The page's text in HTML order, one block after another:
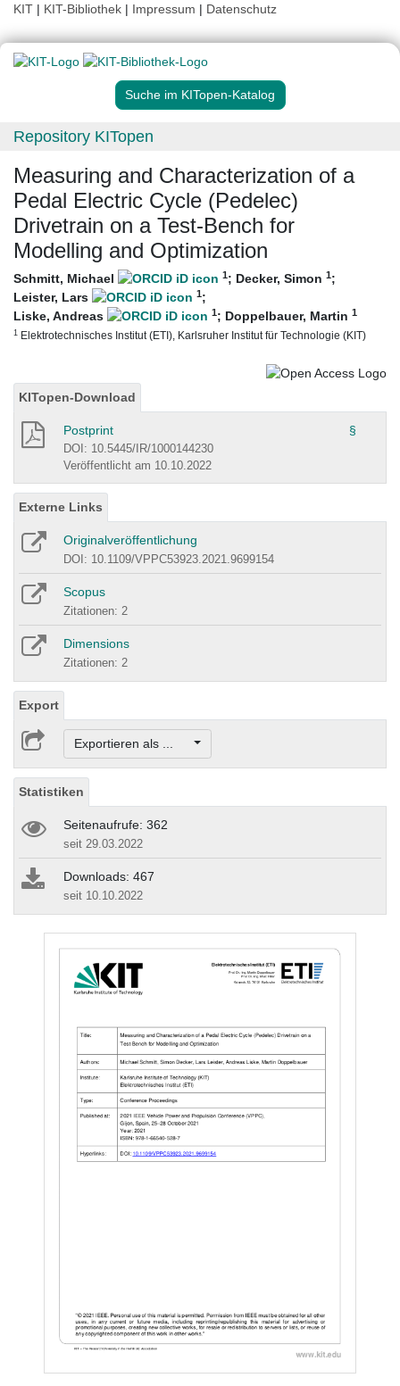
KIT | KIT-Bibliothek | Impressum | Datenschutz
Suche im KITopen-Katalog
Repository KITopen
Measuring and Characterization of a
Pedal Electric Cycle (Pedelec)
Drivetrain on a Test-Bench for
Modelling and Optimization
Schmitt, Michael 1; Decker, Simon 1;
Leister, Lars
1;
Liske, Andreas
1; Doppelbauer, Martin 1
1 Elektrotechnisches Institut (ETI), Karlsruher Institut für Technologie (KIT)
KITopen-Download
Postprint §
DOI: 10.5445/IR/1000144230
Veröffentlicht am 10.10.2022
Externe Links
Originalveröffentlichung
DOI: 10.1109/VPPC53923.2021.9699154
Scopus
Zitationen: 2
Dimensions
Zitationen: 2
Export
Exportieren als ...
Statistiken
Seitenaufrufe: 362
seit 29.03.2022
Downloads: 467
seit 10.10.2022